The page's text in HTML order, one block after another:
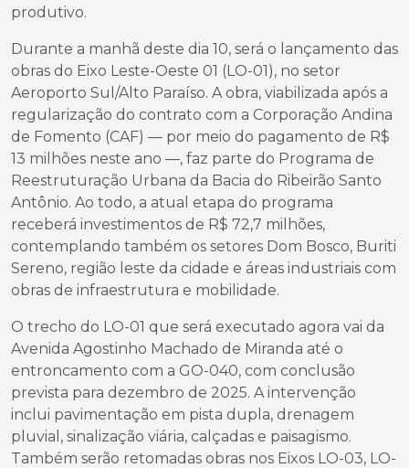
produtivo.
Durante a manhã deste dia 10, será o lançamento das
obras do Eixo Leste-Oeste 01 (LO-01), no setor
Aeroporto Sul/Alto Paraíso. A obra, viabilizada após a
regularização do contrato com a Corporação Andina
de Fomento (CAF) — por meio do pagamento de R$
13 milhões neste ano —, faz parte do Programa de
Reestruturação Urbana da Bacia do Ribeirão Santo
Antônio. Ao todo, a atual etapa do programa
receberá investimentos de R$ 72,7 milhões,
contemplando também os setores Dom Bosco, Buriti
Sereno, região leste da cidade e áreas industriais com
obras de infraestrutura e mobilidade.
O trecho do LO-01 que será executado agora vai da
Avenida Agostinho Machado de Miranda até o
entroncamento com a GO-040, com conclusão
prevista para dezembro de 2025. A intervenção
inclui pavimentação em pista dupla, drenagem
pluvial, sinalização viária, calçadas e paisagismo.
Também serão retomadas obras nos Eixos LO-03, LO-